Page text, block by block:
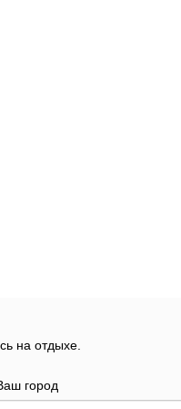
на отдыхе.
город